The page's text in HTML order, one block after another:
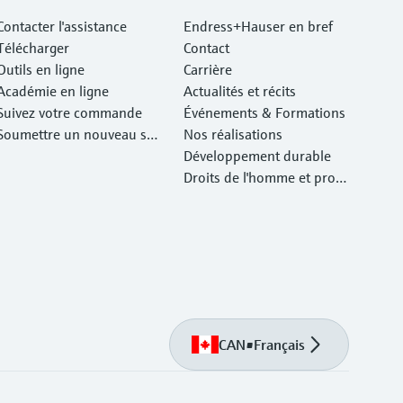
l'assistance
en ligne
en ligne
votre commande
un nouveau ser
Endress+Hauser en bref
Contact
Carrière
Actualités et récits
Événements & Formations
Nos réalisations
Développement durable
Droits de l'homme et prote
CAN•Français